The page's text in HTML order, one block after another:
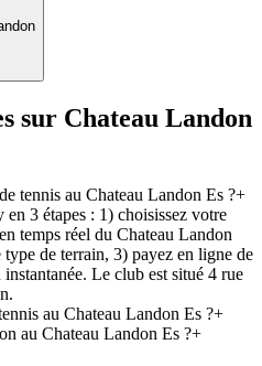
sur Chateau Landon
tennis au Chateau Landon Es ?+
3 étapes : 1) choisissez votre
temps réel du Chateau Landon
de terrain, 3) payez en ligne de
Le club est situé 4 rue
au Chateau Landon Es ?+
au Chateau Landon Es ?+